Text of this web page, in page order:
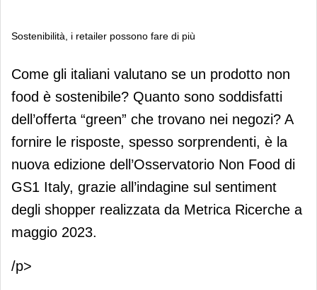
Sostenibilità, i retailer possono fare di più
Sostenibilità, i retailer possono fare di
più
Come gli italiani valutano se un prodotto non
food è sostenibile? Quanto sono soddisfatti
dell’offerta “green” che trovano nei negozi? A
fornire le risposte, spesso sorprendenti, è la
nuova edizione dell’Osservatorio Non Food di
GS1 Italy, grazie all’indagine sul sentiment
degli shopper realizzata da Metrica Ricerche a
maggio 2023.
/p>